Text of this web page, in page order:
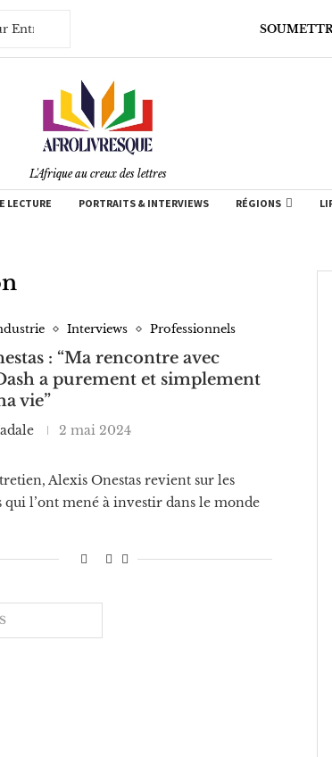
L'Afrique au creux des lettres
LECTURE PORTRAITS & INTERVIEWS RÉGIONS
Interviews Professionnels
: “Ma rencontre avec
a purement et simplement
vie”
2 mai 2024
Alexis Onestas revient sur les
l’ont mené à investir dans le monde